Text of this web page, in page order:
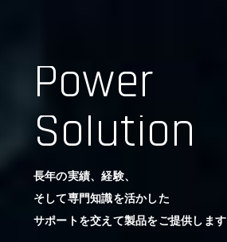
Power
Solution
長年の実績、経験、
そして専門知識を活かした
サポートを交えて製品をご提供します